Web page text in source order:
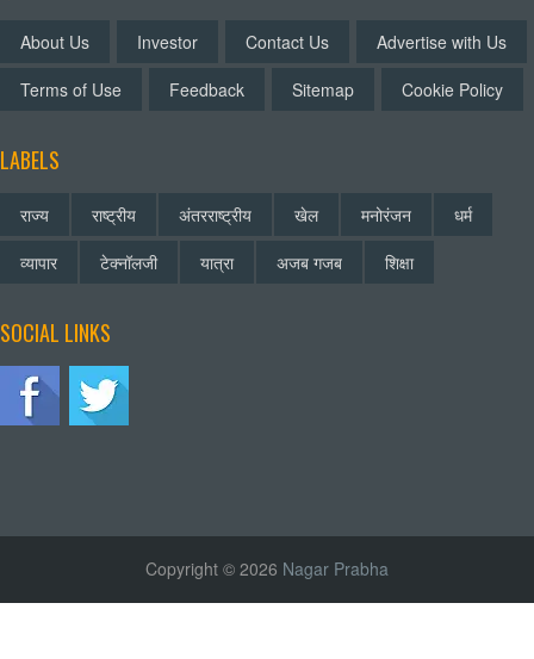
About Us Investor Contact Us
Advertise with Us
Terms of Use
Feedback Sitemap Cookie Policy
LABELS
राज्य राष्ट्रीय अंतरराष्ट्रीय खेल मनोरंजन
धर्म
व्यापार
टेक्नॉलजी यात्रा अजब गजब शिक्षा
SOCIAL LINKS
Copyright © 2026 Nagar Prabha